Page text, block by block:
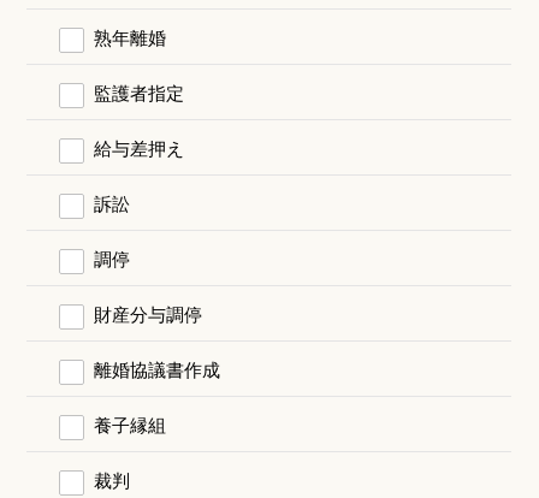
熟年離婚
監護者指定
給与差押え
訴訟
調停
財産分与調停
離婚協議書作成
養子縁組
裁判